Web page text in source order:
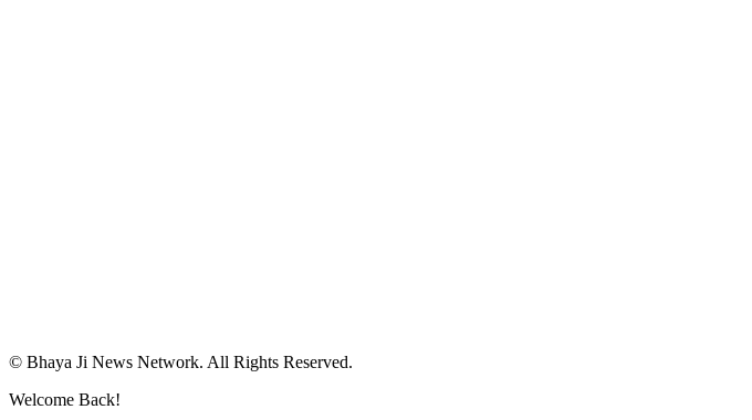
© Bhaya Ji News Network. All Rights Reserved.
Welcome Back!